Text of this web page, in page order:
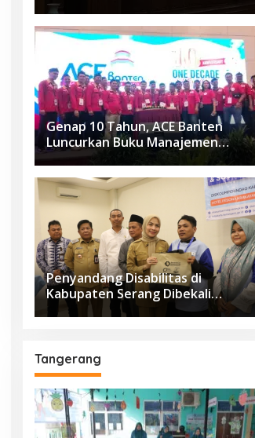
Genap 10 Tahun, ACE Banten
Luncurkan Buku Manajemen
Fasilitas
Penyandang Disabilitas di
Kabupaten Serang Dibekali
Pelatihan Pengolahan Hasil
Tangerang